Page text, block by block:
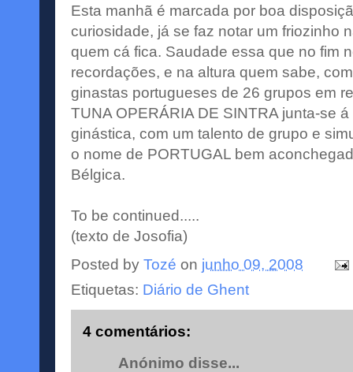
Esta manhã é marcada por boa
curiosidade, já se faz notar um friozinho
quem cá fica. Saudade essa que no fim
recordações, e na altura quem sabe,
ginastas portugueses de 26 grupos em
TUNA OPERÁRIA DE SINTRA junta-se
ginástica, com um talento de grupo e
o nome de PORTUGAL bem
Bélgica.
To be continued.....
(texto de Josofia)
Posted by Tozé on junho 09, 2008
Etiquetas: Diário de Ghent
4 comentários:
Anónimo disse...